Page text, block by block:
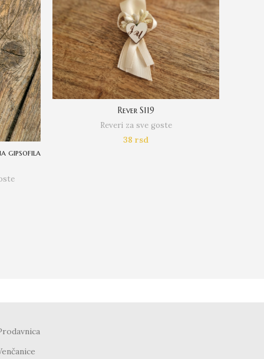
gipsofila
Rever S119
Reveri za sve goste
38 rsd